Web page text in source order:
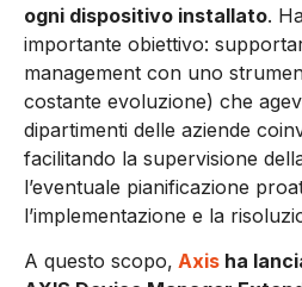
ogni dispositivo installato.
importante obiettivo:
management con uno
costante evoluzione) che
dipartimenti delle aziende
facilitando la supervi­sione
l’eventuale pianificazione
l’implementazione e la
A questo scopo, Axis ha